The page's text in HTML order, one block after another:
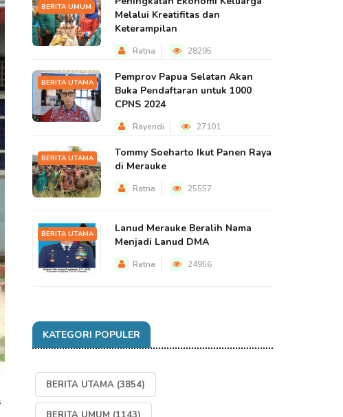
BERITA UMUM
Melalui Kreatifitas dan
Keterampilan
Ratna 28295
BERITA UTAMA
Pemprov Papua Selatan Akan
Buka Pendaftaran untuk 1000
CPNS 2024
Rayendi 27101
BERITA UTAMA
Tommy Soeharto Ikut Panen Raya
di Merauke
Ratna 25557
BERITA UTAMA
Lanud Merauke Beralih Nama
Menjadi Lanud DMA
Ratna 24956
KATEGORI POPULER
BERITA UTAMA (3854)